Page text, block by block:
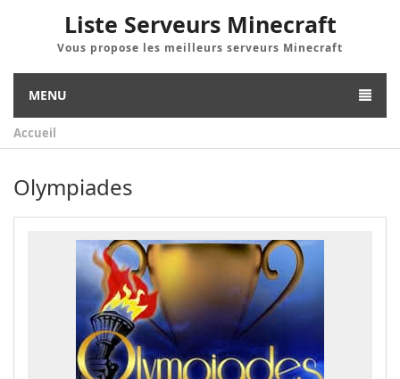
Liste Serveurs Minecraft
Vous propose les meilleurs serveurs Minecraft
MENU
Accueil
Olympiades